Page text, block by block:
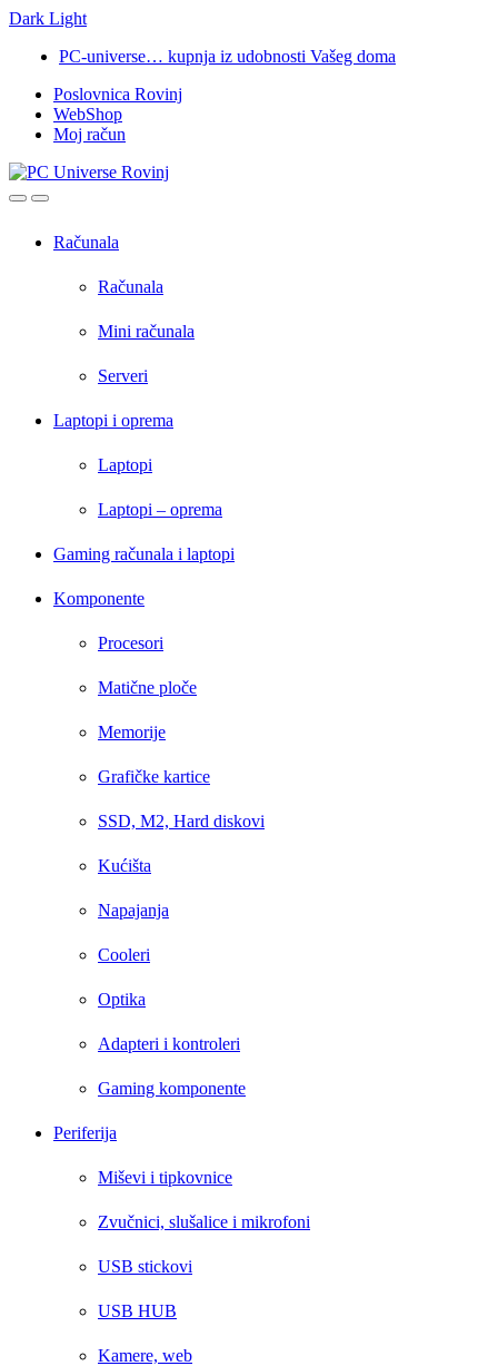
Dark Light
navigation
content
PC-universe… kupnja iz udobnosti Vašeg doma
Poslovnica Rovinj
WebShop
Moj račun
OpenClose
Računala
Računala
Mini računala
Serveri
Laptopi i oprema
Laptopi
Laptopi – oprema
Gaming računala i laptopi
Komponente
Procesori
Matične ploče
Memorije
Grafičke kartice
SSD, M2, Hard diskovi
Kućišta
Napajanja
Cooleri
Optika
Adapteri i kontroleri
Gaming komponente
Periferija
Miševi i tipkovnice
Zvučnici, slušalice i mikrofoni
USB stickovi
USB HUB
Kamere, web